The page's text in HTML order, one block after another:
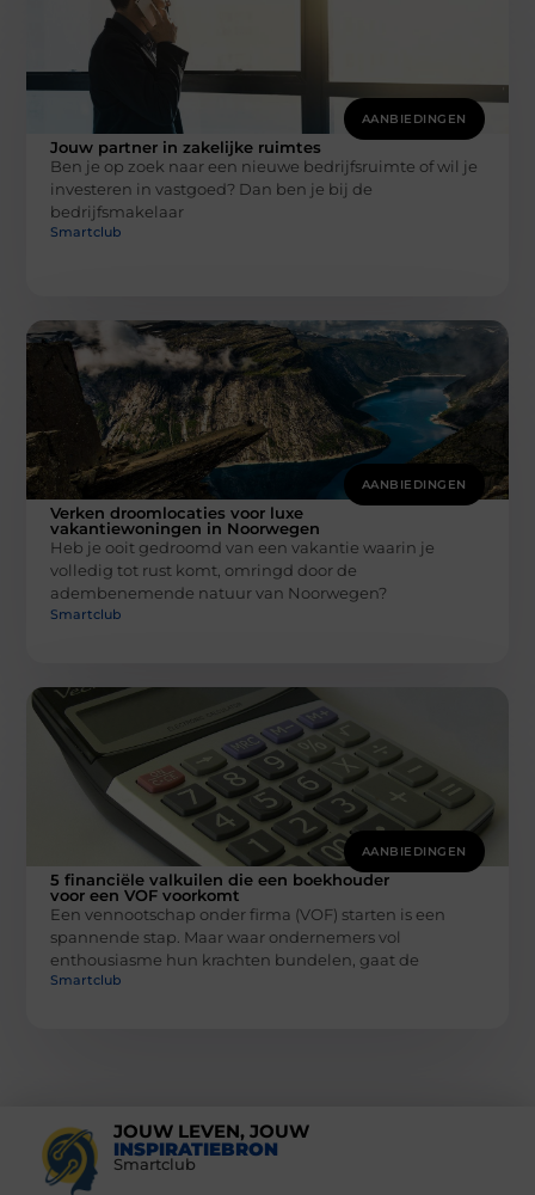
AANBIEDINGEN
Jouw partner in zakelijke ruimtes
Ben je op zoek naar een nieuwe bedrijfsruimte of wil je
investeren in vastgoed? Dan ben je bij de
bedrijfsmakelaar
Smartclub
AANBIEDINGEN
Verken droomlocaties voor luxe
vakantiewoningen in Noorwegen
Heb je ooit gedroomd van een vakantie waarin je
volledig tot rust komt, omringd door de
adembenemende natuur van Noorwegen?
Smartclub
AANBIEDINGEN
5 financiële valkuilen die een boekhouder
voor een VOF voorkomt
Een vennootschap onder firma (VOF) starten is een
spannende stap. Maar waar ondernemers vol
enthousiasme hun krachten bundelen, gaat de
Smartclub
JOUW LEVEN, JOUW
INSPIRATIEBRON
Smartclub